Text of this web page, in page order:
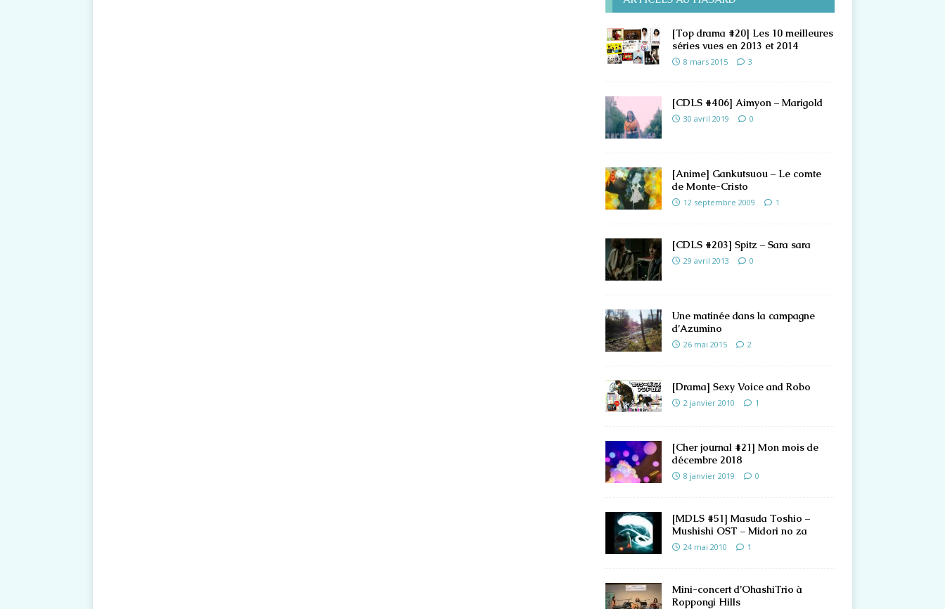
[Top drama #20] Les 10 meilleures
séries vues en 2013 et 2014
8 mars 2015 3
[CDLS #406] Aimyon – Marigold
30 avril 2019 0
[Anime] Gankutsuou – Le comte
de Monte-Cristo
12 septembre 2009 1
[CDLS #203] Spitz – Sara sara
29 avril 2013 0
Une matinée dans la campagne
d’Azumino
26 mai 2015 2
[Drama] Sexy Voice and Robo
2 janvier 2010 1
[Cher journal #21] Mon mois de
décembre 2018
8 janvier 2019 0
[MDLS #51] Masuda Toshio –
Mushishi OST – Midori no za
24 mai 2010 1
Mini-concert d’OhashiTrio à
Roppongi Hills